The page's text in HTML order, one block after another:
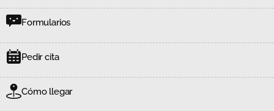
Formularios
Pedir cita
Cómo llegar